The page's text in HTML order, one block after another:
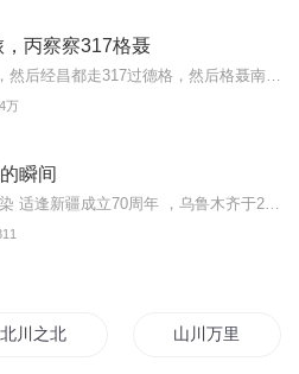
丙察察317格聂
万
瞬间
北川之北 山川万里